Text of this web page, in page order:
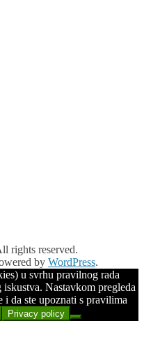
rights reserved.
by WordPress.
u svrhu pravilnog rada
Nastavkom pregleda
i da ste upoznati s pravilima
Privacy policy